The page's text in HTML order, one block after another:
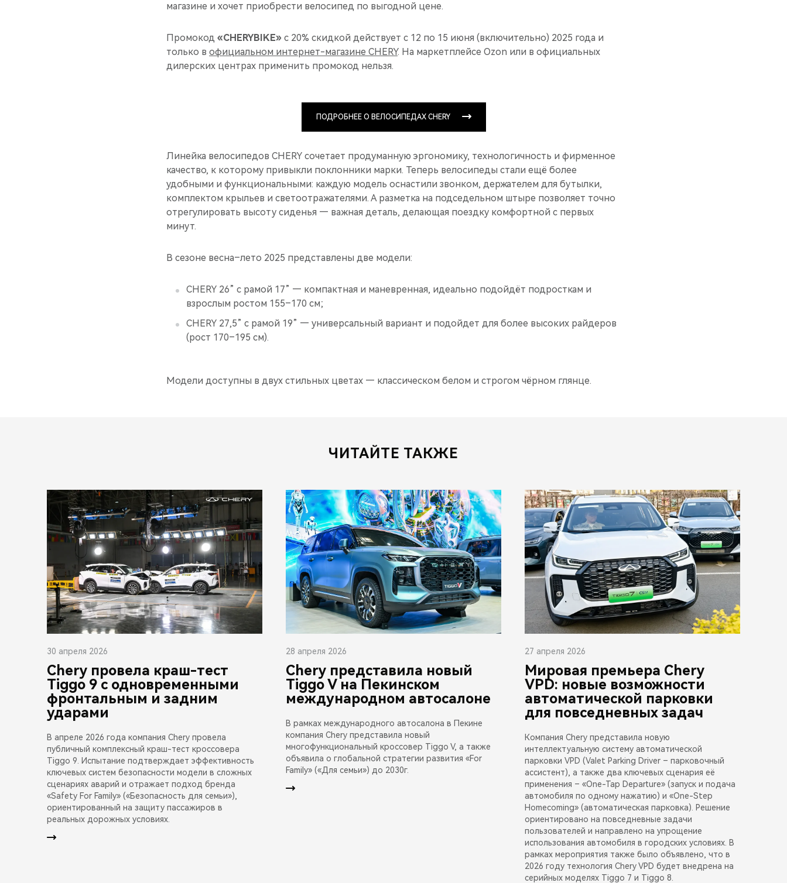
магазине и хочет приобрести велосипед по выгодной цене.
Промокод «CHERYBIKE» с 20% скидкой действует с 12 по 15 июня (включительно) 2025 года и
только в официальном интернет-магазине CHERY. На маркетплейсе Ozon или в официальных
дилерских центрах применить промокод нельзя.
ПОДРОБНЕЕ О ВЕЛОСИПЕДАХ CHERY
Линейка велосипедов CHERY сочетает продуманную эргономику, технологичность и фирменное
качество, к которому привыкли поклонники марки. Теперь велосипеды стали ещё более
удобными и функциональными: каждую модель оснастили звонком, держателем для бутылки,
комплектом крыльев и светоотражателями. А разметка на подседельном штыре позволяет точно
отрегулировать высоту сиденья — важная деталь, делающая поездку комфортной с первых
минут.
В сезоне весна–лето 2025 представлены две модели:
CHERY 26” с рамой 17” — компактная и маневренная, идеально подойдёт подросткам и
взрослым ростом 155–170 см;
CHERY 27,5” с рамой 19” — универсальный вариант и подойдет для более высоких райдеров
(рост 170–195 см).
Модели доступны в двух стильных цветах — классическом белом и строгом чёрном глянце.
ЧИТАЙТЕ ТАКЖЕ
30 апреля 2026
Chery провела краш-тест
Tiggo 9 с одновременными
фронтальным и задним
ударами
В апреле 2026 года компания Chery провела
публичный комплексный краш-тест кроссовера
Tiggo 9. Испытание подтверждает эффективность
ключевых систем безопасности модели в сложных
сценариях аварий и отражает подход бренда
«Safety For Family» («Безопасность для семьи»),
ориентированный на защиту пассажиров в
реальных дорожных условиях.
28 апреля 2026
Chery представила новый
Tiggo V на Пекинском
международном автосалоне
В рамках международного автосалона в Пекине
компания Chery представила новый
многофункциональный кроссовер Tiggo V, а также
объявила о глобальной стратегии развития «For
Family» («Для семьи») до 2030г.
27 апреля 2026
Мировая премьера Chery
VPD: новые возможности
автоматической парковки
для повседневных задач
Компания Chery представила новую
интеллектуальную систему автоматической
парковки VPD (Valet Parking Driver – парковочный
ассистент), а также два ключевых сценария её
применения – «One-Tap Departure» (запуск и подача
автомобиля по одному нажатию) и «One-Step
Homecoming» (автоматическая парковка). Решение
ориентировано на повседневные задачи
пользователей и направлено на упрощение
использования автомобиля в городских условиях. В
рамках мероприятия также было объявлено, что в
2026 году технология Chery VPD будет внедрена на
серийных моделях Tiggo 7 и Tiggo 8.